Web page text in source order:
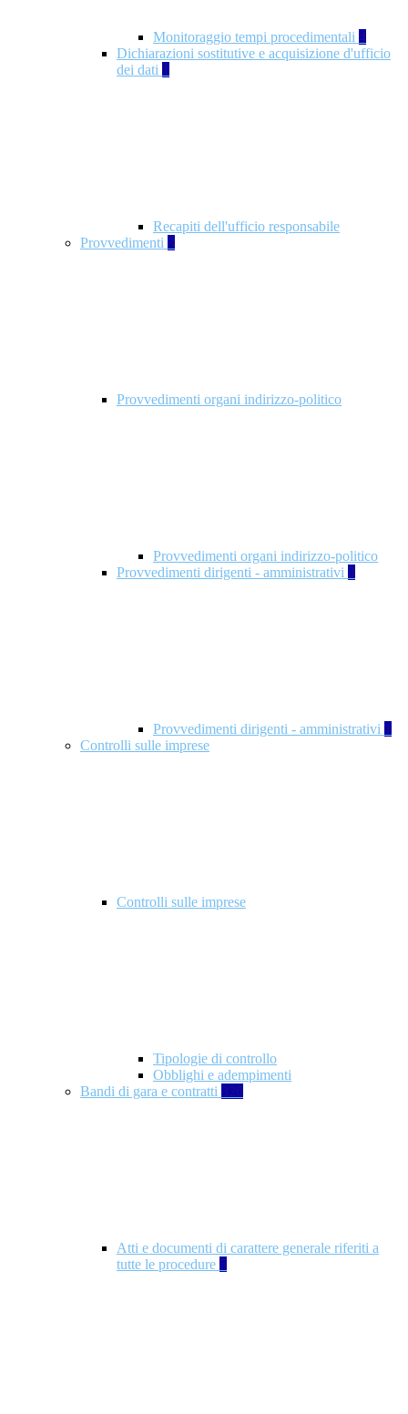
Monitoraggio tempi procedimentali 4
Dichiarazioni sostitutive e acquisizione d'ufficio
dei dati 1
Recapiti dell'ufficio responsabile
Provvedimenti 3
Provvedimenti organi indirizzo-politico
Provvedimenti organi indirizzo-politico
Provvedimenti dirigenti - amministrativi 3
Provvedimenti dirigenti - amministrativi 1
Controlli sulle imprese
Controlli sulle imprese
Tipologie di controllo
Obblighi e adempimenti
Bandi di gara e contratti 326
Atti e documenti di carattere generale riferiti a
tutte le procedure 5